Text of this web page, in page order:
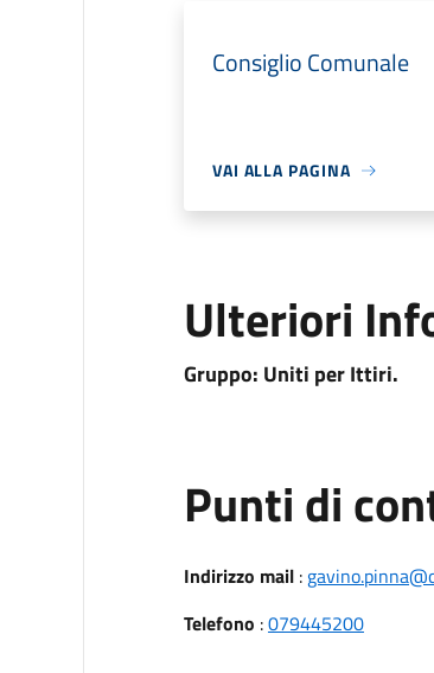
Consiglio Comunale
VAI ALLA PAGINA
Ulteriori
Gruppo: Uniti per Ittiri.
Punti di
Indirizzo mail:
Telefono :079445200